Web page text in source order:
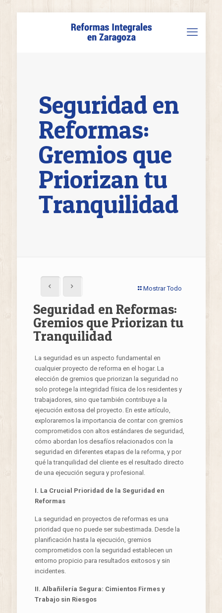
Seguridad en
Reformas:
Gremios que
Priorizan tu
Tranquilidad
Mostrar Todo
Seguridad en Reformas:
Gremios que Priorizan tu
Tranquilidad
La seguridad es un aspecto fundamental en
cualquier proyecto de reforma en el hogar. La
elección de gremios que priorizan la seguridad no
solo protege la integridad física de los residentes y
trabajadores, sino que también contribuye a la
ejecución exitosa del proyecto. En este artículo,
exploraremos la importancia de contar con gremios
comprometidos con altos estándares de seguridad,
cómo abordan los desafíos relacionados con la
seguridad en diferentes etapas de la reforma, y por
qué la tranquilidad del cliente es el resultado directo
de una ejecución segura y profesional.
I. La Crucial Prioridad de la Seguridad en
Reformas
La seguridad en proyectos de reformas es una
prioridad que no puede ser subestimada. Desde la
planificación hasta la ejecución, gremios
comprometidos con la seguridad establecen un
entorno propicio para resultados exitosos y sin
incidentes.
II. Albañilería Segura: Cimientos Firmes y
Trabajo sin Riesgos